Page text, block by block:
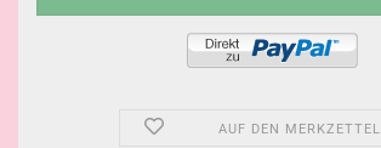
AUF DEN MERKZETTEL